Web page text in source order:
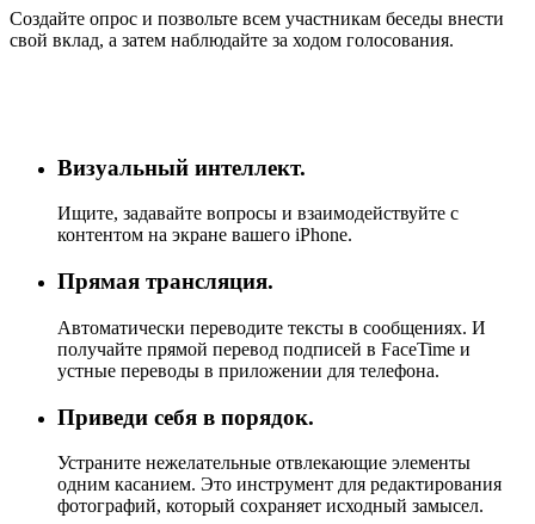
Создайте опрос и позвольте всем участникам беседы внести
свой вклад, а затем наблюдайте за ходом голосования.
Визуальный интеллект.
Ищите, задавайте вопросы и взаимодействуйте с
контентом на экране вашего iPhone.
Прямая трансляция.
Автоматически переводите тексты в сообщениях. И
получайте прямой перевод подписей в FaceTime и
устные переводы в приложении для телефона.
Приведи себя в порядок.
Устраните нежелательные отвлекающие элементы
одним касанием. Это инструмент для редактирования
фотографий, который сохраняет исходный замысел.